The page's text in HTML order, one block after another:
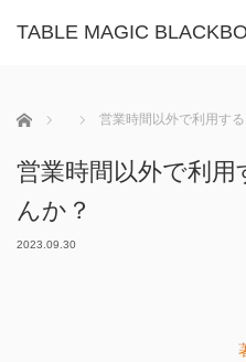
TABLE MAGIC
ホーム 営業時間以外で利用す
営業時間以外で利
んか？
2023.09.30